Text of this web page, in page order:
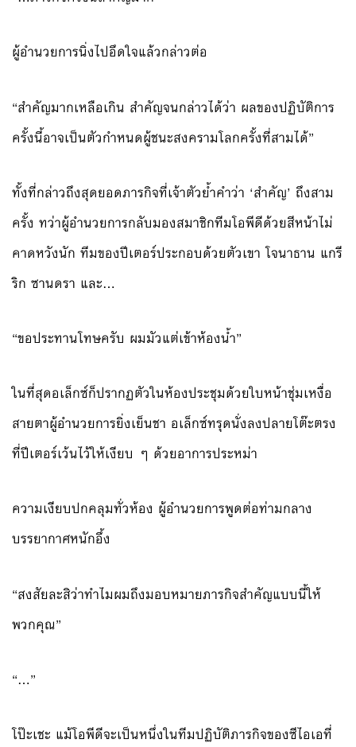
ผู้อำนวยการนิ่งไปอึดใจแล้วกล่าวต่อ
“สำคัญมากเหลือเกิน สำคัญจนกล่าวได้ว่า ผลของปฏิบัติการ
ครั้งนี้อาจเป็นตัวกำหนดผู้ชนะสงครามโลกครั้งที่สามได้”
ทั้งที่กล่าวถึงสุดยอดภารกิจที่เจ้าตัวย้ำคำว่า ‘สำคัญ’ ถึงสาม
ครั้ง ทว่าผู้อำนวยการกลับมองสมาชิกทีมโอพีดีด้วยสีหน้าไม่
คาดหวังนัก ทีมของปีเตอร์ประกอบด้วยตัวเขา โจนาธาน แกรี
ริก ซานดรา และ…
“ขอประทานโทษครับ ผมมัวแต่เข้าห้องน้ำ”
ในที่สุดอเล็กซ์ก็ปรากฏตัวในห้องประชุมด้วยใบหน้าชุ่มเหงื่อ
สายตาผู้อำนวยการยิ่งเย็นชา อเล็กซ์ทรุดนั่งลงปลายโต๊ะตรง
ที่ปีเตอร์เว้นไว้ให้เงียบ ๆ ด้วยอาการประหม่า
ความเงียบปกคลุมทั่วห้อง ผู้อำนวยการพูดต่อท่ามกลาง
บรรยากาศหนักอึ้ง
“สงสัยละสิว่าทำไมผมถึงมอบหมายภารกิจสำคัญแบบนี้ให้
พวกคุณ”
“…”
โป๊ะเชะ แม้โอพีดีจะเป็นหนึ่งในทีมปฏิบัติภารกิจของซีไอเอที่